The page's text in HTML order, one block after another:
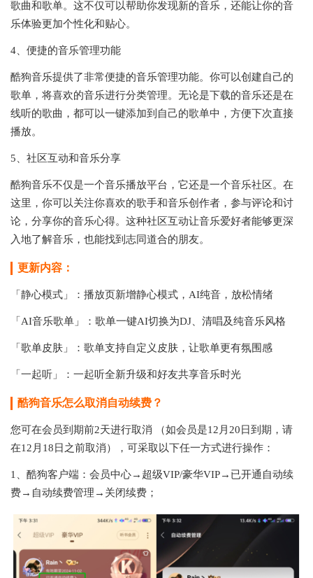
歌曲和歌单。这不仅可以帮助你发现新的音乐，还能让你的音
乐体验更加个性化和贴心。
4、便捷的音乐管理功能
酷狗音乐提供了非常便捷的音乐管理功能。你可以创建自己的
歌单，将喜欢的音乐进行分类管理。无论是下载的音乐还是在
线听的歌曲，都可以一键添加到自己的歌单中，方便下次直接
播放。
5、社区互动和音乐分享
酷狗音乐不仅是一个音乐播放平台，它还是一个音乐社区。在
这里，你可以关注你喜欢的歌手和音乐创作者，参与评论和讨
论，分享你的音乐心得。这种社区互动让音乐爱好者能够更深
入地了解音乐，也能找到志同道合的朋友。
更新内容：
「静心模式」：播放页新增静心模式，AI纯音，放松情绪
「AI音乐歌单」：歌单一键AI切换为DJ、清唱及纯音乐风格
「歌单皮肤」：歌单支持自定义皮肤，让歌单更有氛围感
「一起听」：一起听全新升级和好友共享音乐时光
酷狗音乐怎么取消自动续费？
您可在会员到期前2天进行取消 （如会员是12月20日到期，请
在12月18日之前取消），可采取以下任一方式进行操作：
1、酷狗客户端：会员中心→超级VIP/豪华VIP→已开通自动续
费→自动续费管理→关闭续费；